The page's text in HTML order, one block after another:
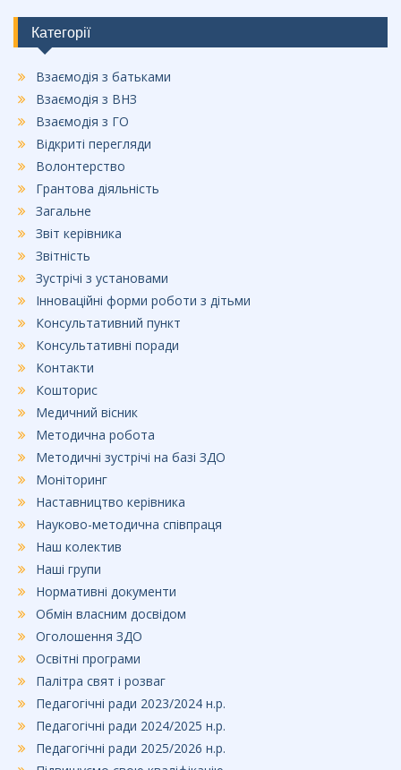
Категорії
Взаємодія з батьками
Взаємодія з ВНЗ
Взаємодія з ГО
Відкриті перегляди
Волонтерство
Грантова діяльність
Загальне
Звіт керівника
Звітність
Зустрічі з установами
Інноваційні форми роботи з дітьми
Консультативний пункт
Консультативні поради
Контакти
Кошторис
Медичний вісник
Методична робота
Методичні зустрічі на базі ЗДО
Моніторинг
Наставництво керівника
Науково-методична співпраця
Наш колектив
Наші групи
Нормативні документи
Обмін власним досвідом
Оголошення ЗДО
Освітні програми
Палітра свят і розваг
Педагогічні ради 2023/2024 н.р.
Педагогічні ради 2024/2025 н.р.
Педагогічні ради 2025/2026 н.р.